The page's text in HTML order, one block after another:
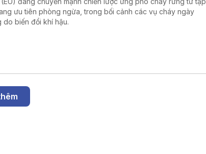
ưu tiên phòng ngừa, trong bối cảnh các vụ cháy ngày
do biến đổi khí hậu.